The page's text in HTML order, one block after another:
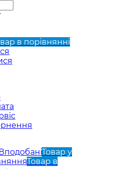
в порівнянні
Товар у
Товар в